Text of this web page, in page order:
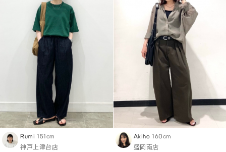
Rumi 151cm
神戸上津台店
Akiho 160cm
盛岡南店